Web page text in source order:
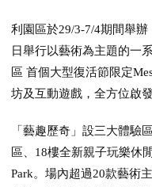
利園區於29/3-7/4期間舉
日舉行以藝術為主題的一
區 首個大型復活節限定
坊及互動遊戲，全方位啟
「藝趣歷奇」設三大體驗
區、18樓全新親子玩樂休
Park。場內超過20款藝術